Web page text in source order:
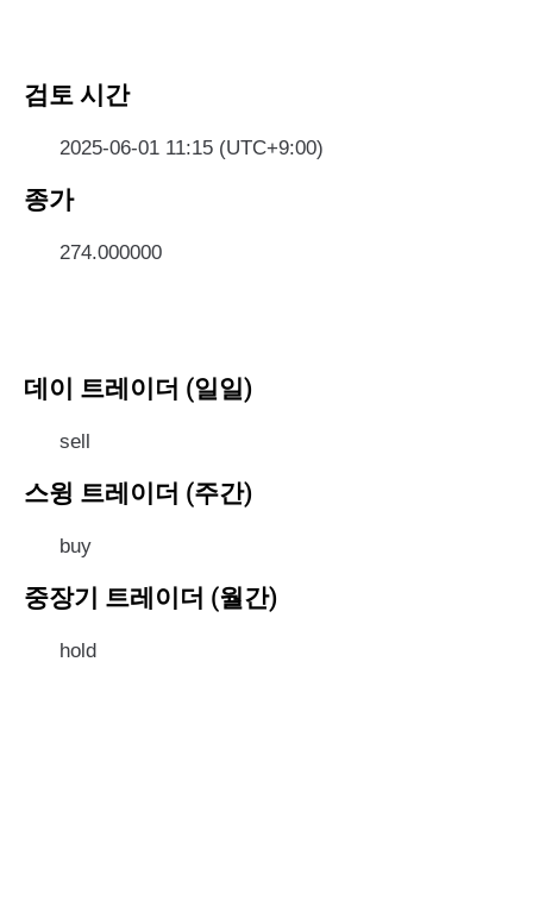
검토 시간
2025-06-01 11:15 (UTC+9:00)
종가
274.000000
데이 트레이더 (일일)
sell
스윙 트레이더 (주간)
buy
중장기 트레이더 (월간)
hold